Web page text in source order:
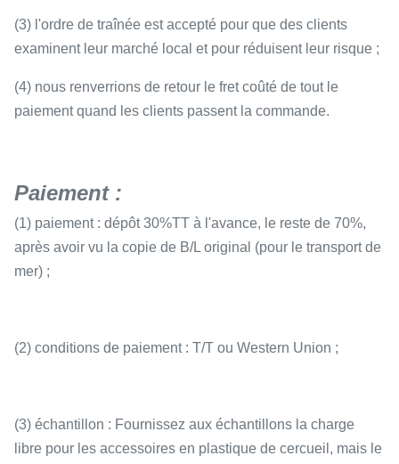
(3) l'ordre de traînée est accepté pour que des clients
examinent leur marché local et pour réduisent leur risque ;
(4) nous renverrions de retour le fret coûté de tout le
paiement quand les clients passent la commande.
Paiement :
(1) paiement : dépôt 30%TT à l'avance, le reste de 70%,
après avoir vu la copie de B/L original (pour le transport de
mer) ;
(2) conditions de paiement : T/T ou Western Union ;
(3) échantillon : Fournissez aux échantillons la charge
libre pour les accessoires en plastique de cercueil, mais le